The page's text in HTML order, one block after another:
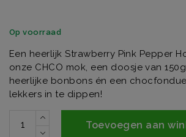
Op voorraad
Een heerlijk Strawberry Pink Pepper
onze CHCO mok, een doosje van
heerlijke bonbons én een
lekkers in te dippen!
Toevoegen aan